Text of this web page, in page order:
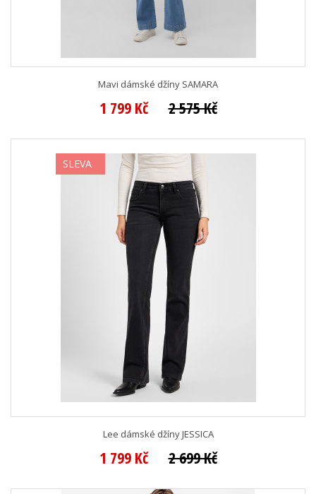
Mavi dámské džíny SAMARA
1 799 Kč 2 575 Kč
SLEVA
Lee dámské džíny JESSICA
1 799 Kč 2 699 Kč